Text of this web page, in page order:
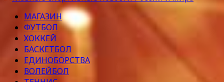
МАГАЗИН
ФУТБОЛ
ХОККЕЙ
БАСКЕТБОЛ
ЕДИНОБОРСТВА
ВОЛЕЙБОЛ